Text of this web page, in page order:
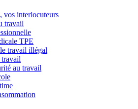
vos interlocuteurs
travail
TPE
travail illégal
au travail